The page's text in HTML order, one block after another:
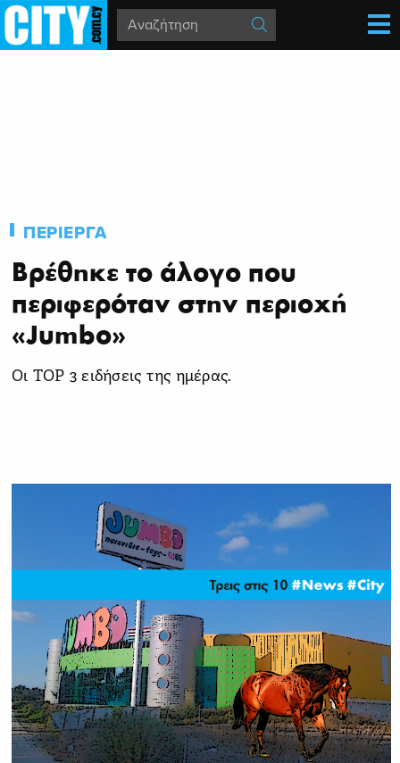
ΠΕΡΙΕΡΓΑ
Βρέθηκε το άλογο που
περιφερόταν στην περιοχή
«Jumbo»
Οι TOP 3 ειδήσεις της ημέρας.